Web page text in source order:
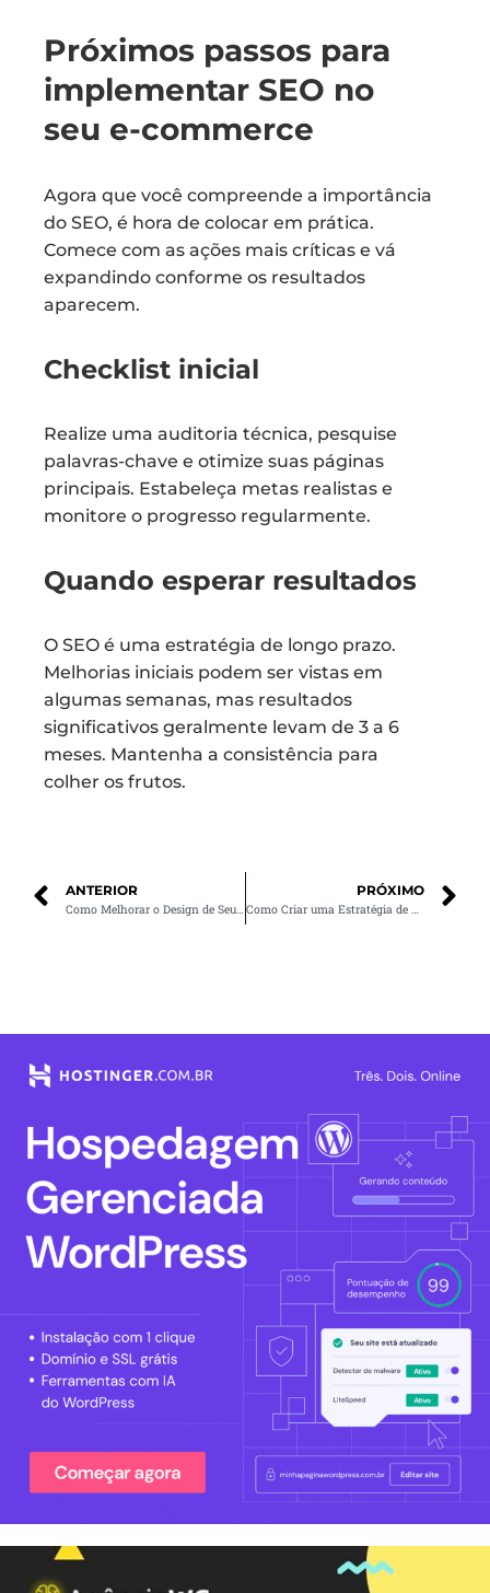
Próximos passos para
implementar SEO no
seu e-commerce
Agora que você compreende a importância
do SEO, é hora de colocar em prática.
Comece com as ações mais críticas e vá
expandindo conforme os resultados
aparecem.
Checklist inicial
Realize uma auditoria técnica, pesquise
palavras-chave e otimize suas páginas
principais. Estabeleça metas realistas e
monitore o progresso regularmente.
Quando esperar resultados
O SEO é uma estratégia de longo prazo.
Melhorias iniciais podem ser vistas em
algumas semanas, mas resultados
significativos geralmente levam de 3 a 6
meses. Mantenha a consistência para
colher os frutos.
ANTERIOR PRÓXIMO